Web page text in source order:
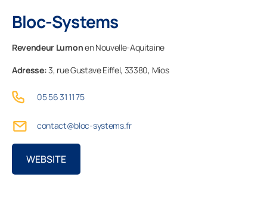
Entreprise
Bloc-Systems
Revendeur Lumonen Nouvelle-Aquitaine
Adresse:3, rue Gustave Eiffel, 33380, Mios
05 56 31 11 75
contact@bloc-systems.fr
WEBSITE